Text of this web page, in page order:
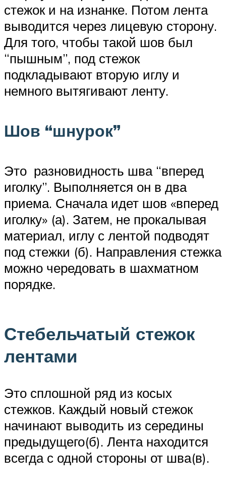
стежок и на изнанке. Потом лента
выводится через лицевую сторону.
Для того, чтобы такой шов был
“пышным”, под стежок
подкладывают вторую иглу и
немного вытягивают ленту.
Шов “шнурок”
Это разновидность шва “вперед
иголку”. Выполняется он в два
приема. Сначала идет шов «вперед
иголку» (а). Затем, не прокалывая
материал, иглу с лентой подводят
под стежки (б). Направления стежка
можно чередовать в шахматном
порядке.
Стебельчатый стежок
лентами
Это сплошной ряд из косых
стежков. Каждый новый стежок
начинают выводить из середины
предыдущего(б). Лента находится
всегда с одной стороны от шва(в).